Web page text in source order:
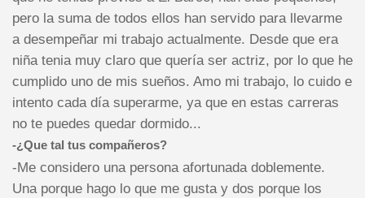
pero la suma de todos ellos han servido para llevarme
a desempeñar mi trabajo actualmente. Desde que era
niña tenia muy claro que quería ser actriz, por lo que he
cumplido uno de mis sueños. Amo mi trabajo, lo cuido e
intento cada día superarme, ya que en estas carreras
no te puedes quedar dormido...
-¿Que tal tus compañeros?
-Me considero una persona afortunada doblemente.
Una porque hago lo que me gusta y dos porque los